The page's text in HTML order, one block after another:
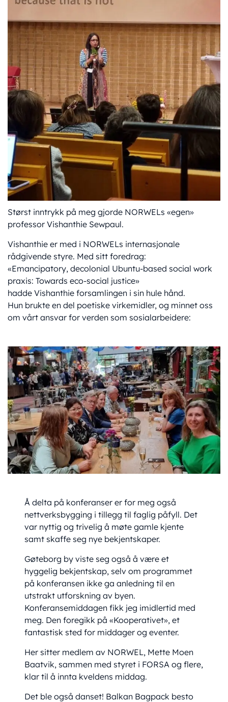
Størst inntrykk på meg gjorde NORWELs «egen»
professor Vishanthie Sewpaul.
Vishanthie er med i NORWELs internasjonale
rådgivende styre. Med sitt foredrag:
«Emancipatory, decolonial Ubuntu-based social work
praxis: Towards eco-social justice»
hadde Vishanthie forsamlingen i sin hule hånd.
Hun brukte en del poetiske virkemidler, og minnet oss
om vårt ansvar for verden som sosialarbeidere:
Å delta på konferanser er for meg også
nettverksbygging i tillegg til faglig påfyll. Det
var nyttig og trivelig å møte gamle kjente
samt skaffe seg nye bekjentskaper.
Gøteborg by viste seg også å være et
hyggelig bekjentskap, selv om programmet
på konferansen ikke ga anledning til en
utstrakt utforskning av byen.
Konferansemiddagen fikk jeg imidlertid med
meg. Den foregikk på «Kooperativet», et
fantastisk sted for middager og eventer.
Her sitter medlem av NORWEL, Mette Moen
Baatvik, sammen med styret i FORSA og flere,
klar til å innta kveldens middag.
Det ble også danset! Balkan Bagpack besto